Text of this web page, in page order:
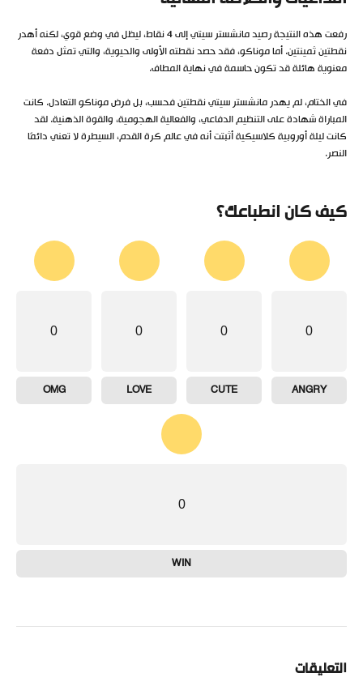
رفعت هذه النتيجة رصيد مانشستر سيتي إلى 4 نقاط، ليظل في وضع قوي، لكنه أهدر
نقطتين ثمينتين. أما موناكو، فقد حصد نقطته الأولى والحيوية، والتي تمثل دفعة
معنوية هائلة قد تكون حاسمة في نهاية المطاف.
في الختام، لم يهدر مانشستر سيتي نقطتين فحسب، بل فرض موناكو التعادل. كانت
المباراة شهادة على التنظيم الدفاعي، والفعالية الهجومية، والقوة الذهنية. لقد
كانت ليلة أوروبية كلاسيكية أثبتت أنه في عالم كرة القدم، السيطرة لا تعني دائمًا
النصر.
كيف كان انطباعك؟
0
ANGRY
0
CUTE
0
LOVE
0
OMG
0
WIN
التعليقات